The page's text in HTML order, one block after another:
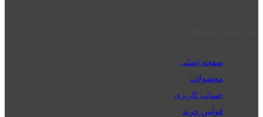
صفحه اصلی
محصولات
حساب کاربری
قوانین خرید